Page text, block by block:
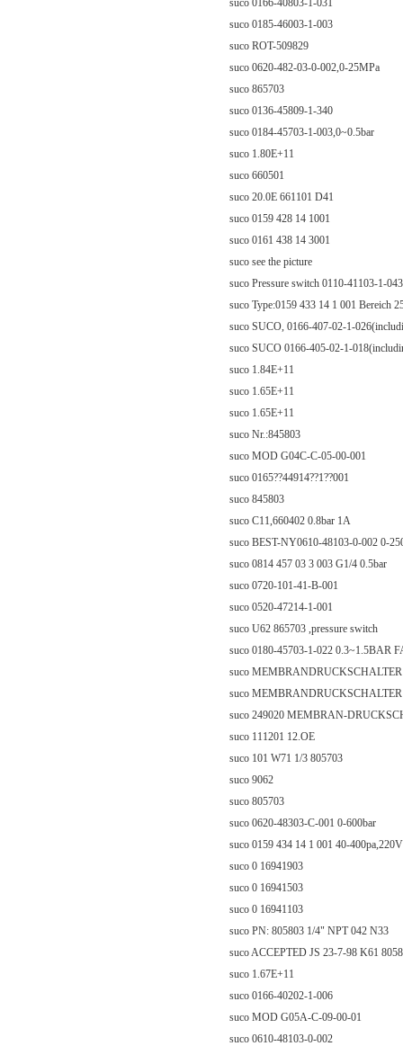
suco 0166-40803-1-031
suco 0185-46003-1-003
suco ROT-509829
suco 0620-482-03-0-002,0-25MPa
suco 865703
suco 0136-45809-1-340
suco 0184-45703-1-003,0~0.5bar
suco 1.80E+11
suco 660501
suco 20.0E 661101 D41
suco 0159 428 14 1001
suco 0161 438 14 3001
suco see the picture
suco Pressure switch 0110-41103-1-
suco Type:0159 433 14 1 001 Bereich
suco SUCO, 0166-407-02-1-
suco SUCO 0166-405-02-1-
suco 1.84E+11
suco 1.65E+11
suco 1.65E+11
suco Nr.:845803
suco MOD G04C-C-05-00-001
suco 0165??44914??1??001
suco 845803
suco C11,660402 0.8bar 1A
suco BEST-NY0610-48103-0-002 0-
suco 0814 457 03 3 003 G1/4 0.5bar
suco 0720-101-41-B-001
suco 0520-47214-1-001
suco U62 865703 ,pressure switch
suco 0180-45703-1-022 0.3~1.5BAR
suco MEMBRANDRUCKSCHALTER
suco MEMBRANDRUCKSCHALTER
suco 249020 MEMBRAN-
suco 111201 12.OE
suco 101 W71 1/3 805703
suco 9062
suco 805703
suco 0620-48303-C-001 0-600bar
suco 0159 434 14 1 001 40-
suco 0 16941903
suco 0 16941503
suco 0 16941103
suco PN: 805803 1/4" NPT 042 N33
suco ACCEPTED JS 23-7-98 K61
suco 1.67E+11
suco 0166-40202-1-006
suco MOD G05A-C-09-00-01
suco 0610-48103-0-002